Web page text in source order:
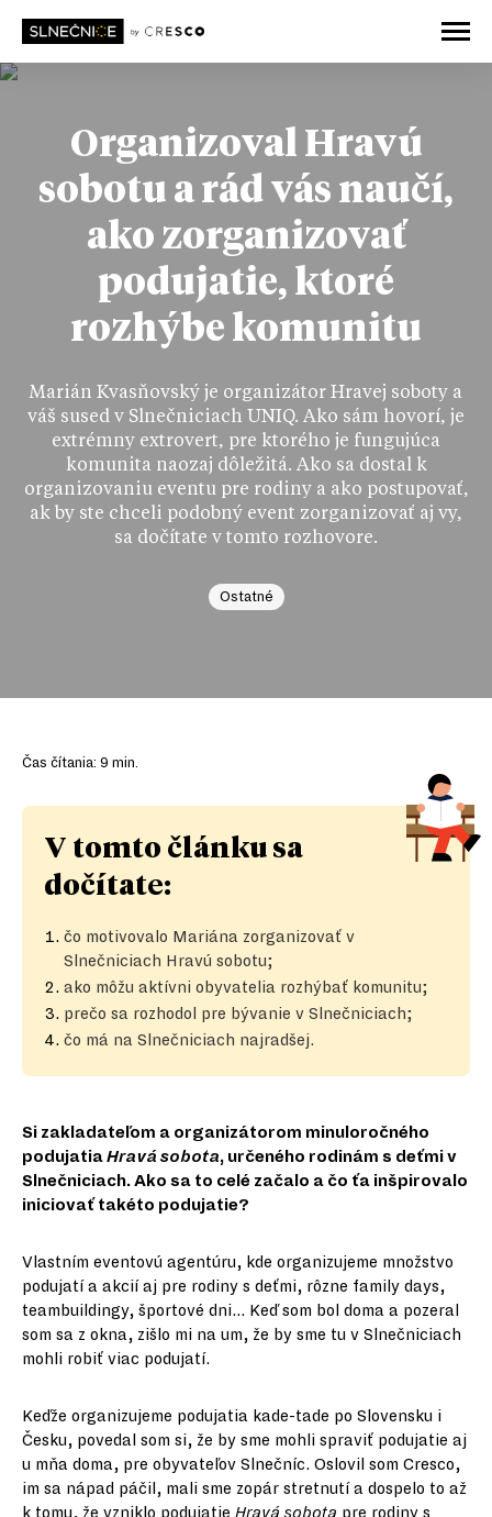
Organizoval Hravú
sobotu a rád vás naučí,
ako zorganizovať
podujatie, ktoré
rozhýbe komunitu
Marián Kvasňovský je organizátor Hravej soboty a
váš sused v Slnečniciach UNIQ. Ako sám hovorí, je
extrémny extrovert, pre ktorého je fungujúca
komunita naozaj dôležitá. Ako sa dostal k
organizovaniu eventu pre rodiny a ako postupovať,
ak by ste chceli podobný event zorganizovať aj vy,
sa dočítate v tomto rozhovore.
Ostatné
Čas čítania: 9 min.
V tomto článku sa
dočítate:
čo motivovalo Mariána zorganizovať v
Slnečniciach Hravú sobotu;
ako môžu aktívni obyvatelia rozhýbať komunitu;
prečo sa rozhodol pre bývanie v Slnečniciach;
čo má na Slnečniciach najradšej.
Si zakladateľom a organizátorom minuloročného
podujatiaHravá sobota, určeného rodinám s deťmi v
Slnečniciach. Ako sa to celé začalo a čo ťa inšpirovalo
iniciovať takéto podujatie?
Vlastním eventovú agentúru, kde organizujeme množstvo
podujatí a akcií aj pre rodiny s deťmi, rôzne family days,
teambuildingy, športové dni... Keď som bol doma a pozeral
som sa z okna, zišlo mi na um, že by sme tu v Slnečniciach
mohli robiť viac podujatí.
Keďže organizujeme podujatia kade-tade po Slovensku i
Česku, povedal som si, že by sme mohli spraviť podujatie aj
u mňa doma, pre obyvateľov Slnečníc. Oslovil som Cresco,
im sa nápad páčil, mali sme zopár stretnutí a dospelo to až
k tomu, že vzniklo podujatie Hravá sobota pre rodiny s